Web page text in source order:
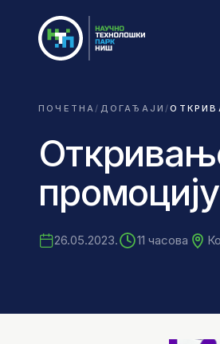
ПОЧЕТНА/ ДОГАЂАЈИ/
26.05.2023. 11 часова